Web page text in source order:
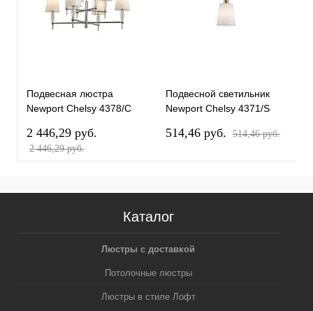
Подвесная люстра
Newport Chelsy 4378/C
2 446,29 pуб.
2 446,29 pуб.
Подвесной светильник
Newport Chelsy 4371/S
514,46 pуб. 514,46 pуб.
Каталог
Люстры с доставкой
Потолочные люстры
Люстры в стиле Лофт